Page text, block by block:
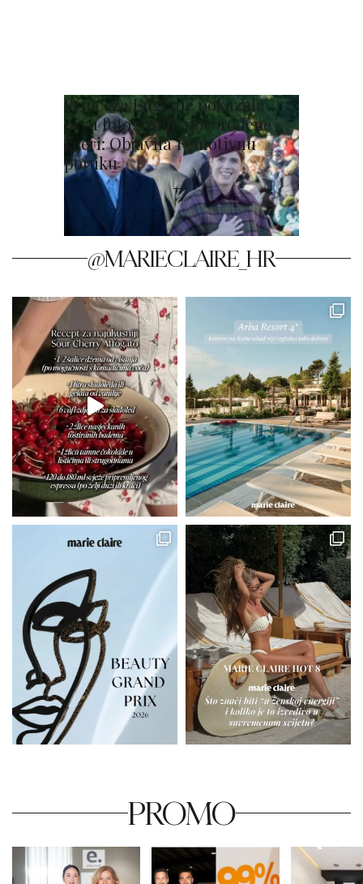
Princeza Eugenie pokazala
prvu fotografiju novorođene
kćeri: Objavila i emotivnu
poruku
@MARIECLAIRE_HR
PROMO